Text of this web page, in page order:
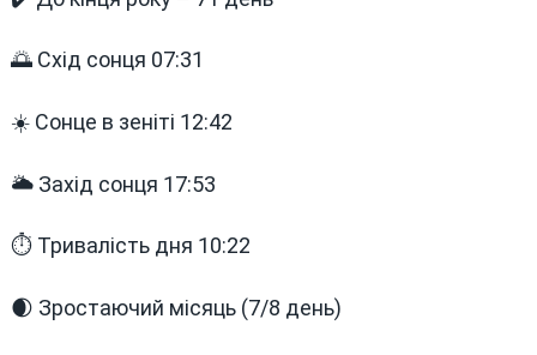
🌅 Схід сонця 07:31
☀️ Сонце в зеніті 12:42
🌥 Захід сонця 17:53
⏱ Тривалість дня 10:22
🌒 Зростаючий місяць (7/8 день)